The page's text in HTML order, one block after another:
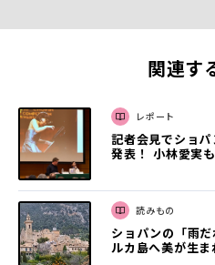
関連す
レポート
記者会見でショ
発表！ 小林愛実
読みもの
ショパンの「雨
ルカ島へ美が生